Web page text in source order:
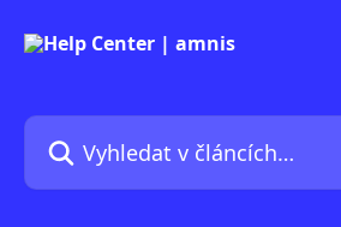
Vyhledat v článcích…